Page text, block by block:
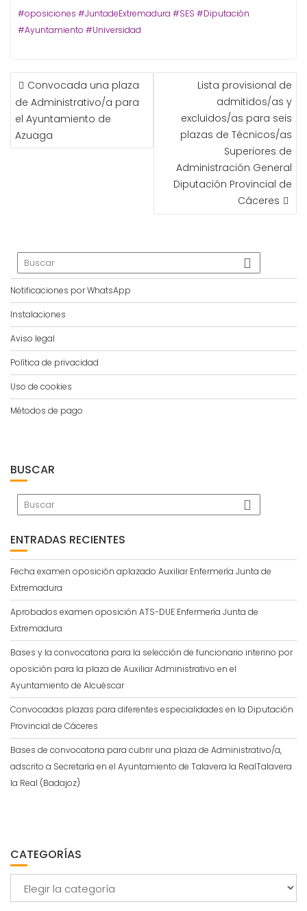
#oposiciones #JuntadeExtremadura #SES #Diputación
#Ayuntamiento #Universidad
NAVEGACIÓN
DE
ENTRADAS
Convocada una plaza
de Administrativo/a para
el Ayuntamiento de
Azuaga
Lista provisional de
admitidos/as y
excluidos/as para seis
plazas de Técnicos/as
Superiores de
Administración General
Diputación Provincial de
Cáceres
Notificaciones por WhatsApp
Instalaciones
Aviso legal
Política de privacidad
Uso de cookies
Métodos de pago
BUSCAR
ENTRADAS RECIENTES
Fecha examen oposición aplazado Auxiliar Enfermería Junta de
Extremadura
Aprobados examen oposición ATS-DUE Enfermería Junta de
Extremadura
Bases y la convocatoria para la selección de funcionario interino por
oposición para la plaza de Auxiliar Administrativo en el
Ayuntamiento de Alcuéscar
Convocadas plazas para diferentes especialidades en la Diputación
Provincial de Cáceres
Bases de convocatoria para cubrir una plaza de Administrativo/a,
adscrito a Secretaría en el Ayuntamiento de Talavera la RealTalavera
la Real (Badajoz)
CATEGORÍAS